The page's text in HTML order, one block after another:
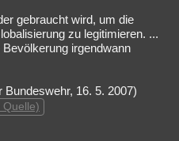
gebraucht wird, um die
zu legitimieren. ...
irgendwann
16. 5. 2007)
Quelle)